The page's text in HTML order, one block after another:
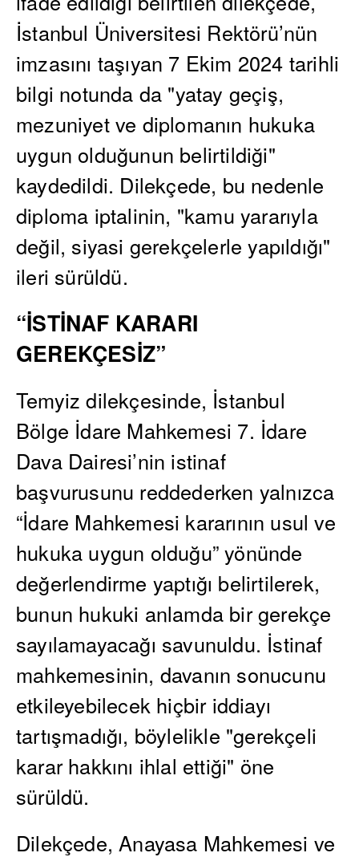
İstanbul Üniversitesi Rektörü’nün
imzasını taşıyan 7 Ekim 2024 tarihli
bilgi notunda da "yatay geçiş,
mezuniyet ve diplomanın hukuka
uygun olduğunun belirtildiği"
kaydedildi. Dilekçede, bu nedenle
diploma iptalinin, "kamu yararıyla
değil, siyasi gerekçelerle yapıldığı"
ileri sürüldü.
“İSTİNAF KARARI
GEREKÇESİZ”
Temyiz dilekçesinde, İstanbul
Bölge İdare Mahkemesi 7. İdare
Dava Dairesi’nin istinaf
başvurusunu reddederken yalnızca
“İdare Mahkemesi kararının usul ve
hukuka uygun olduğu” yönünde
değerlendirme yaptığı belirtilerek,
bunun hukuki anlamda bir gerekçe
sayılamayacağı savunuldu. İstinaf
mahkemesinin, davanın sonucunu
etkileyebilecek hiçbir iddiayı
tartışmadığı, böylelikle "gerekçeli
karar hakkını ihlal ettiği" öne
sürüldü.
Dilekçede, Anayasa Mahkemesi ve